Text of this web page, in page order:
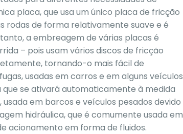
placa, que usa um único placa de fricção
rodas de forma relativamente suave e é
a embreagem de várias placas é
– pois usam vários discos de fricção
tornando-o mais fácil de
usadas em carros e em alguns veículos
se ativará automaticamente à medida
em barcos e veículos pesados devido
hidráulica, que é comumente usada em
acionamento em forma de fluidos.